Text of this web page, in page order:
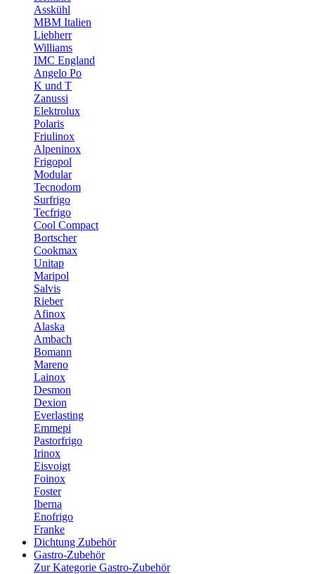
Asskühl
MBM Italien
Liebherr
Williams
IMC England
Angelo Po
K und T
Zanussi
Elektrolux
Polaris
Friulinox
Alpeninox
Frigopol
Modular
Tecnodom
Surfrigo
Tecfrigo
Cool Compact
Bortscher
Cookmax
Unitap
Maripol
Salvis
Rieber
Afinox
Alaska
Ambach
Bomann
Mareno
Lainox
Desmon
Dexion
Everlasting
Emmepi
Pastorfrigo
Irinox
Eisvoigt
Foinox
Foster
Iberna
Enofrigo
Franke
Dichtung Zubehör
Gastro-Zubehör
Zur Kategorie Gastro-Zubehör